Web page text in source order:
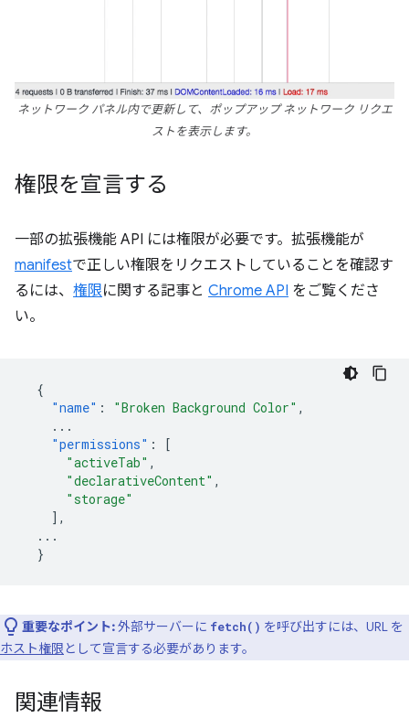
ネットワーク パネル内で更新して、ポップアップ ネットワーク リクエ
ストを表示します。
権限を宣言する
一部の拡張機能 API には権限が必要です。拡張機能が
manifestで正しい権限をリクエストしていることを確認す
るには、 権限に関する記事と Chrome API をご覧くださ
い。
{
"name" : "Broken Background Color" ,
...
"permissions" :
[
"activeTab" ,
"declarativeContent" ,
"storage"
],
...
}
重要なポイント:外部サーバーに fetch() を呼び出すには、URL を
ホスト権限 として宣言する必要があります。
関連情報